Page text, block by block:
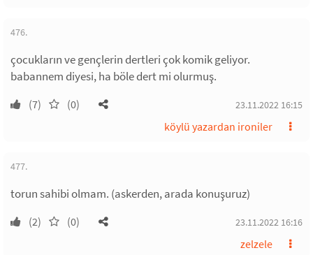
476.
çocukların ve gençlerin dertleri çok komik geliyor.
babannem diyesi, ha böle dert mi olurmuş.
(7) (0) 23.11.2022 16:15
köylü yazardan ironiler
477.
torun sahibi olmam. (askerden, arada konuşuruz)
(2) (0) 23.11.2022 16:16
zelzele